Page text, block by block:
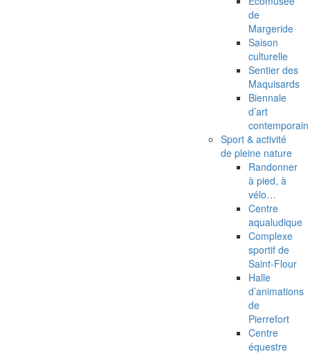
de
Margeride
Saison
culturelle
Sentier des
Maquisards
Biennale
d’art
contemporain
Sport & activité
de pleine nature
Randonner
à pied, à
vélo…
Centre
aqualudique
Complexe
sportif de
Saint-Flour
Halle
d’animations
de
Pierrefort
Centre
équestre